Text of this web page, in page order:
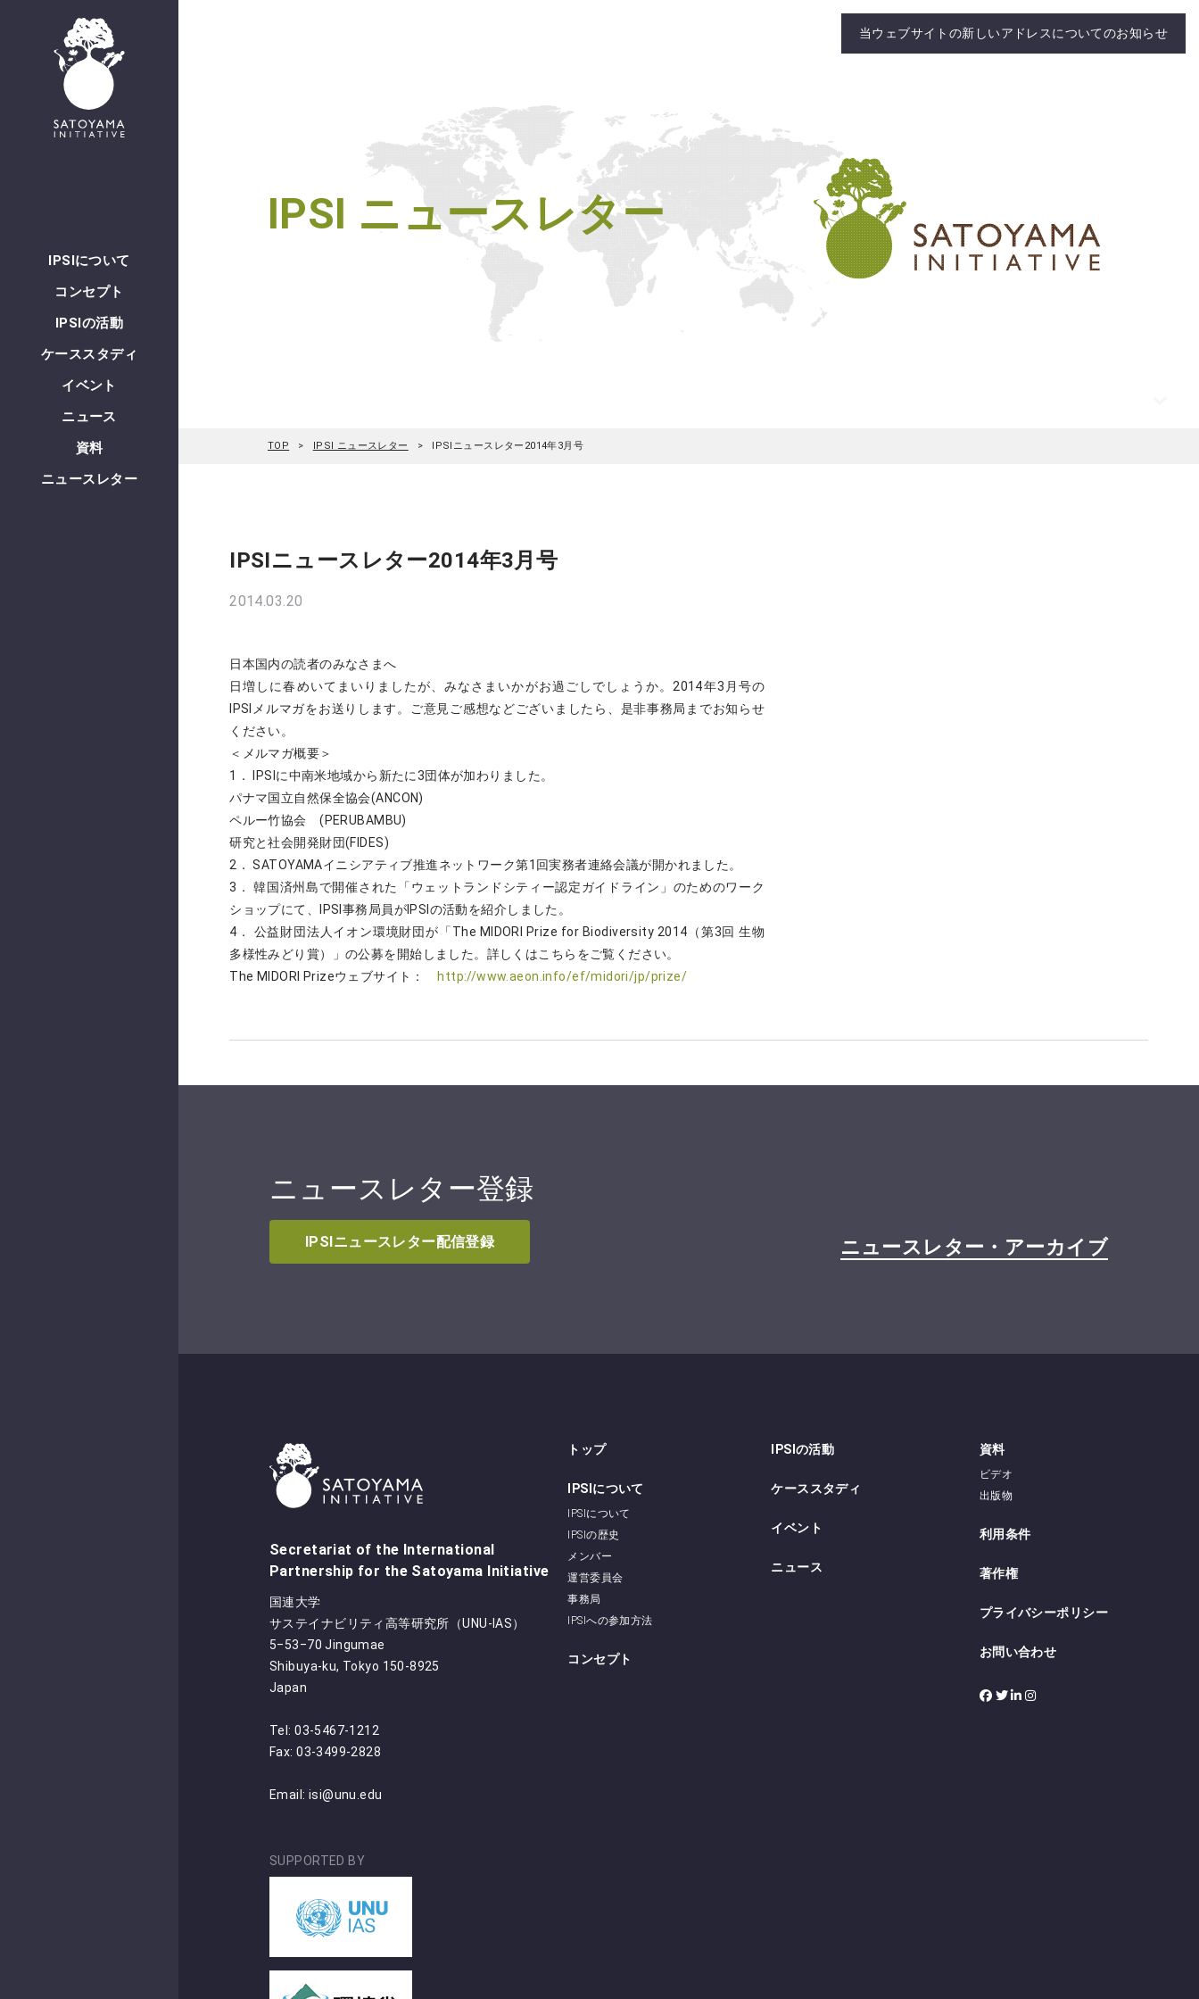
IPSIについて
コンセプト
IPSIの活動
ケーススタディ
イベント
ニュース
資料
ニュースレター
IPSI ニュースレター
TOP IPSI ニュースレター IPSIニュースレター2014年3月号
IPSIニュースレター2014年3月号
2014.03.20
日本国内の読者のみなさまへ
日増しに春めいてまいりましたが、みなさまいかがお過ごしでしょうか。2014年3月号の
IPSIメルマガをお送りします。ご意見ご感想などございましたら、是非事務局までお知らせ
ください。
＜メルマガ概要＞
1． IPSIに中南米地域から新たに3団体が加わりました。
パナマ国立自然保全協会(ANCON)
ペルー竹協会 (PERUBAMBU)
研究と社会開発財団(FIDES)
2． SATOYAMAイニシアティブ推進ネットワーク第1回実務者連絡会議が開かれました。
3． 韓国済州島で開催された「ウェットランドシティー認定ガイドライン」のためのワーク
ショップにて、IPSI事務局員がIPSIの活動を紹介しました。
4． 公益財団法人イオン環境財団が「The MIDORI Prize for Biodiversity 2014（第3回 生物
多様性みどり賞）」の公募を開始しました。詳しくはこちらをご覧ください。
The MIDORI Prizeウェブサイト：
http://www.aeon.info/ef/midori/jp/prize/
ニュースレター登録
IPSIニュースレター配信登録 ニュースレター・アーカイブ
Secretariat of the International
Partnership for the Satoyama Initiative
国連大学
サステイナビリティ高等研究所（UNU-IAS）
5‒53‒70 Jingumae
Shibuya-ku, Tokyo 150-8925
Japan
Tel: 03-5467-1212
Fax: 03-3499-2828
Email: isi@unu.edu
SUPPORTED BY
トップ
IPSIについて
IPSIについて
IPSIの歴史
メンバー
運営委員会
事務局
IPSIへの参加方法
コンセプト
IPSIの活動
ケーススタディ
イベント
ニュース
資料
ビデオ
出版物
利用条件
著作権
プライバシーポリシー
お問い合わせ
当ウェブサイトの新しいアドレスについてのお知らせ